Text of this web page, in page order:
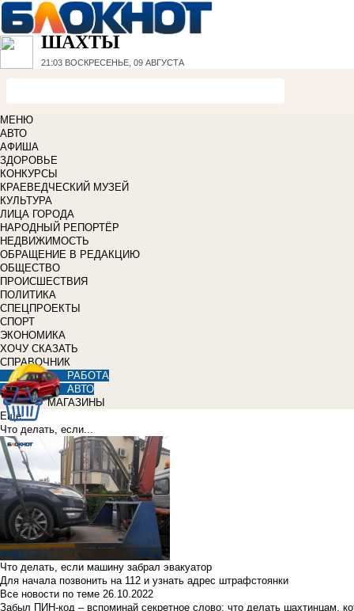
ШАХТЫ
21:03 ВОСКРЕСЕНЬЕ, 09 АВГУСТА
МЕНЮ
АВТО
АФИША
ЗДОРОВЬЕ
КОНКУРСЫ
КРАЕВЕДЧЕСКИЙ МУЗЕЙ
КУЛЬТУРА
ЛИЦА ГОРОДА
НАРОДНЫЙ РЕПОРТЁР
НЕДВИЖИМОСТЬ
ОБРАЩЕНИЕ В РЕДАКЦИЮ
ОБЩЕСТВО
ПРОИСШЕСТВИЯ
ПОЛИТИКА
СПЕЦПРОЕКТЫ
СПОРТ
ЭКОНОМИКА
ХОЧУ СКАЗАТЬ
СПРАВОЧНИК
РАБОТА
АВТО
МАГАЗИНЫ
Еще
Что делать, если...
Что делать, если машину забрал эвакуатор
Для начала позвонить на 112 и узнать адрес штрафстоянки
Все новости по теме 26.10.2022
Забыл ПИН-код – вспоминай секретное слово: что делать шахтинцам,